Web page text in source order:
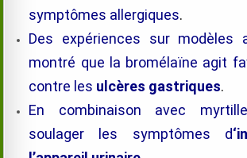
symptômes allergiques.
Des expériences sur modèles
montré que la bromélaïne agit
contre les ulcères gastriques.
En combinaison avec
soulager les symptômes d